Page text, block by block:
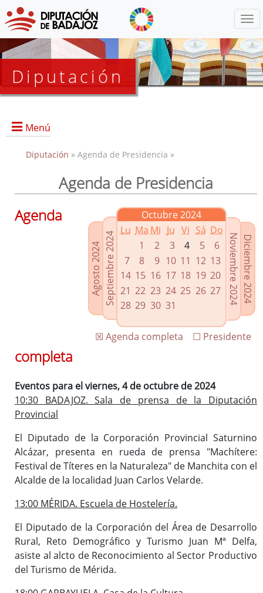
Diputación
Menú
Presidencia
Grupos Políticos
Enlaces relacionados
Agenda de Presidencia
Plenos provinciales y Juntas de gobierno
Oficina de Proyectos Europeos
Diputación » Agenda de Presidencia »
Agenda de Presidencia
Agosto 2024Septiembre 2024
Octubre 2024
Lu Ma Mi Ju Vi Sá Do
1
2 3 4 5
6
7
8 9 10 11 12 13
14 15 16 17 18 19 20
21 22 23 24 25 26 27
28 29 30 31
Diciembre 2024
Noviembre 2024
☐ Presidente
☒ Agenda completa
Agenda
completa
Eventos para el viernes, 4 de octubre de 2024
10:30 BADAJOZ. Sala de prensa de la Diputación
Provincial
El Diputado de la Corporación Provincial Saturnino
Alcázar, presenta en rueda de prensa "Machítere:
Festival de Títeres en la Naturaleza" de Manchita con el
Alcalde de la localidad Juan Carlos Velarde.
13:00 MÉRIDA. Escuela de Hostelería.
El Diputado de la Corporación del Área de Desarrollo
Rural, Reto Demográfico y Turismo Juan Mª Delfa,
asiste al alcto de Reconocimiento al Sector Productivo
del Turismo de Mérida.